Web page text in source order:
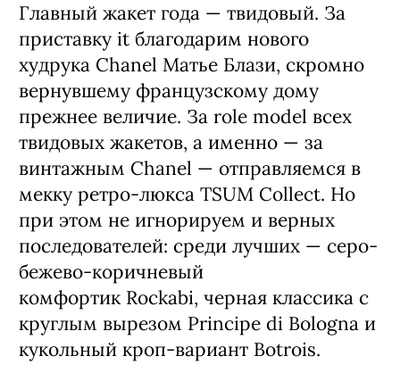
Главный жакет года — твидовый. За
приставку it благодарим нового
худрука Chanel Матье Блази, скромно
вернувшему французскому дому
прежнее величие. За role model всех
твидовых жакетов, а именно — за
винтажным Chanel — отправляемся в
мекку ретро-люкса TSUM Collect. Но
при этом не игнорируем и верных
последователей: среди лучших — серо-
бежево-коричневый
комфортик Rockabi, черная классика с
круглым вырезом Principe di Bologna и
кукольный кроп-вариант Botrois.